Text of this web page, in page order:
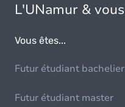
L'UNamur & vous
Vous êtes...
Futur étudiant bachelier
Futur étudiant master